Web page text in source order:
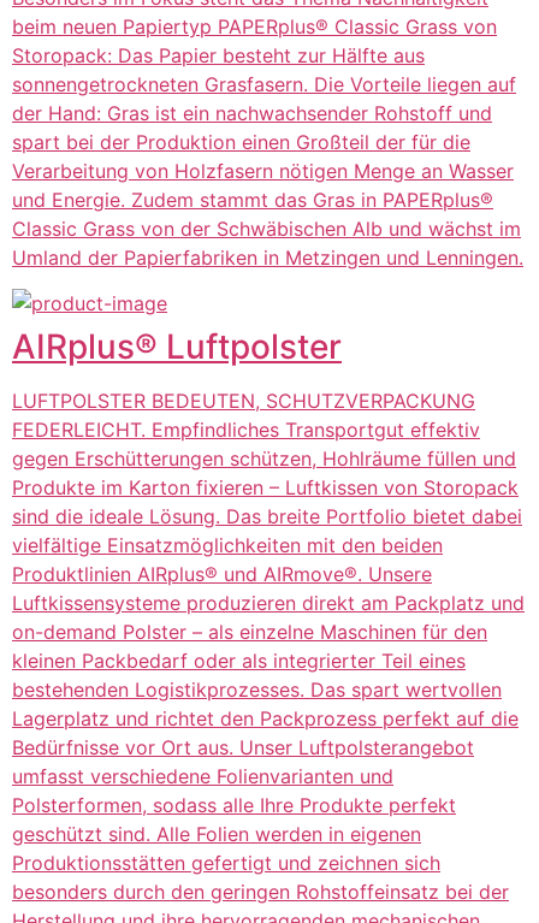
beim neuen Papiertyp PAPERplus® Classic Grass von
Storopack: Das Papier besteht zur Hälfte aus
sonnengetrockneten Grasfasern. Die Vorteile liegen auf
der Hand: Gras ist ein nachwachsender Rohstoff und
spart bei der Produktion einen Großteil der für die
Verarbeitung von Holzfasern nötigen Menge an Wasser
und Energie. Zudem stammt das Gras in PAPERplus®
Classic Grass von der Schwäbischen Alb und wächst im
Umland der Papierfabriken in Metzingen und Lenningen.
AIRplus® Luftpolster
LUFTPOLSTER BEDEUTEN, SCHUTZVERPACKUNG
FEDERLEICHT. Empfindliches Transportgut effektiv
gegen Erschütterungen schützen, Hohlräume füllen und
Produkte im Karton fixieren – Luftkissen von Storopack
sind die ideale Lösung. Das breite Portfolio bietet dabei
vielfältige Einsatzmöglichkeiten mit den beiden
Produktlinien AIRplus® und AIRmove®. Unsere
Luftkissensysteme produzieren direkt am Packplatz und
on-demand Polster – als einzelne Maschinen für den
kleinen Packbedarf oder als integrierter Teil eines
bestehenden Logistikprozesses. Das spart wertvollen
Lagerplatz und richtet den Packprozess perfekt auf die
Bedürfnisse vor Ort aus. Unser Luftpolsterangebot
umfasst verschiedene Folienvarianten und
Polsterformen, sodass alle Ihre Produkte perfekt
geschützt sind. Alle Folien werden in eigenen
Produktionsstätten gefertigt und zeichnen sich
besonders durch den geringen Rohstoffeinsatz bei der